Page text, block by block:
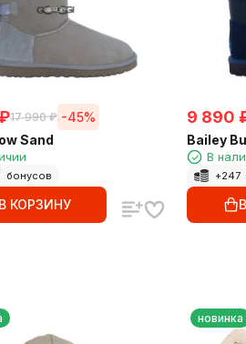
17 990 ₽ -45%
Sand
бонусов
В КОРЗИНУ
9 890
Bailey
В
+247
новинка